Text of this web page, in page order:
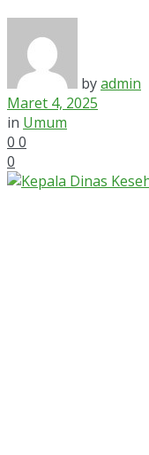
byadmin
Maret 4, 2025
in Umum
0 0
0